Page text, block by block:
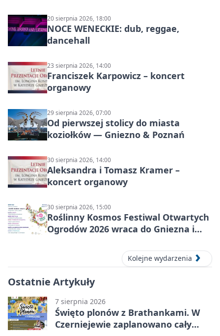
20 sierpnia 2026, 18:00
NOCE WENECKIE: dub, reggae,
dancehall
23 sierpnia 2026, 14:00
Franciszek Karpowicz – koncert
organowy
29 sierpnia 2026, 07:00
Od pierwszej stolicy do miasta
koziołków — Gniezno & Poznań
30 sierpnia 2026, 14:00
Aleksandra i Tomasz Kramer –
koncert organowy
30 sierpnia 2026, 15:00
Roślinny Kosmos Festiwal Otwartych
Ogrodów 2026 wraca do Gniezna i
Kolejne wydarzenia
Ostatnie Artykuły
7 sierpnia 2026
Święto plonów z Brathankami. W
Czerniejewie zaplanowano cały